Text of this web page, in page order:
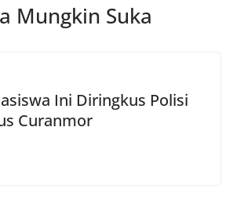
Mungkin Suka
Ini Diringkus Polisi
Curanmor